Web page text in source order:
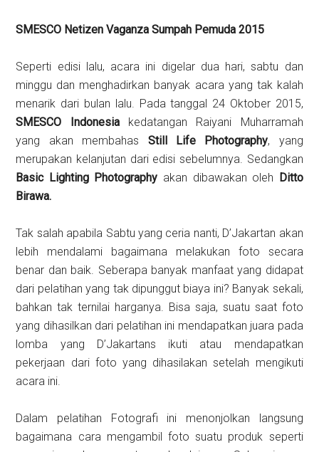
SMESCO Netizen Vaganza Sumpah Pemuda 2015
Seperti edisi lalu, acara ini digelar dua hari, sabtu dan
minggu dan menghadirkan banyak acara yang tak kalah
menarik dari bulan lalu. Pada tanggal 24 Oktober 2015,
SMESCO Indonesiakedatangan Raiyani Muharramah
yang akan membahas Still Life Photography, yang
merupakan kelanjutan dari edisi sebelumnya. Sedangkan
Basic Lighting Photography akan dibawakan oleh Ditto
Birawa.
Tak salah apabila Sabtu yang ceria nanti, D’Jakartan akan
lebih mendalami bagaimana melakukan foto secara
benar dan baik. Seberapa banyak manfaat yang didapat
dari pelatihan yang tak dipunggut biaya ini? Banyak sekali,
bahkan tak ternilai harganya. Bisa saja, suatu saat foto
yang dihasilkan dari pelatihan ini mendapatkan juara pada
lomba yang D’Jakartans ikuti atau mendapatkan
pekerjaan dari foto yang dihasilakan setelah mengikuti
acara ini.
Dalam pelatihan Fotografi ini menonjolkan langsung
bagaimana cara mengambil foto suatu produk seperti